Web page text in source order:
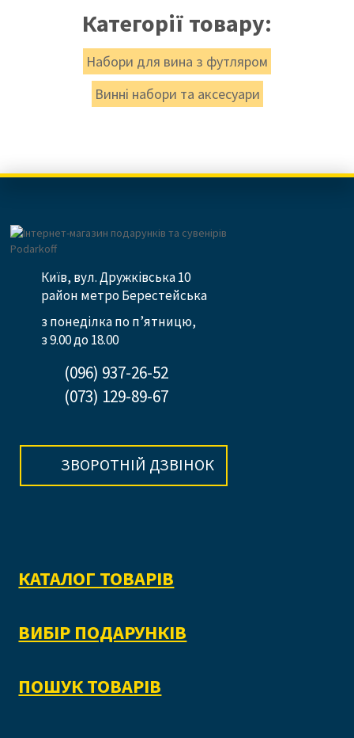
Категорії товару:
Набори для вина з футляром
Винні набори та аксесуари
Київ, вул. Дружківська 10
район метро Берестейська
з понеділка по п’ятницю,
з 9.00 до 18.00
(096) 937-26-52
(073) 129-89-67
ЗВОРОТНІЙ ДЗВІНОК
КАТАЛОГ ТОВАРІВ
ВИБІР ПОДАРУНКІВ
ПОШУК ТОВАРІВ